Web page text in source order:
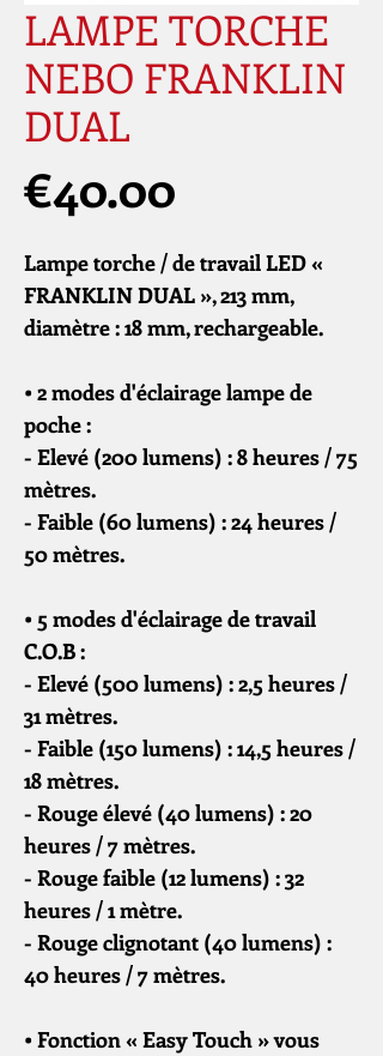
LAMPE TORCHE
NEBO FRANKLIN
DUAL
€40.00
Lampe torche / de travail LED «
FRANKLIN DUAL », 213 mm,
diamètre : 18 mm, rechargeable.
• 2 modes d'éclairage lampe de
poche :
- Elevé (200 lumens) : 8 heures / 75
mètres.
- Faible (60 lumens) : 24 heures /
50 mètres.
• 5 modes d'éclairage de travail
C.O.B :
- Elevé (500 lumens) : 2,5 heures /
31 mètres.
- Faible (150 lumens) : 14,5 heures /
18 mètres.
- Rouge élevé (40 lumens) : 20
heures / 7 mètres.
- Rouge faible (12 lumens) : 32
heures / 1 mètre.
- Rouge clignotant (40 lumens) :
40 heures / 7 mètres.
• Fonction « Easy Touch » vous